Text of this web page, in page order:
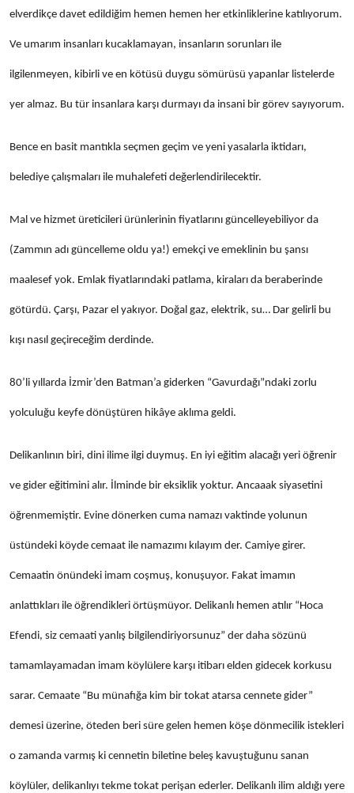
elverdikçe davet edildiğim hemen hemen her etkinliklerine katılıyorum.
Ve umarım insanları kucaklamayan, insanların sorunları ile
ilgilenmeyen, kibirli ve en kötüsü duygu sömürüsü yapanlar listelerde
yer almaz. Bu tür insanlara karşı durmayı da insani bir görev sayıyorum.
Bence en basit mantıkla seçmen geçim ve yeni yasalarla iktidarı,
belediye çalışmaları ile muhalefeti değerlendirilecektir.
Mal ve hizmet üreticileri ürünlerinin fiyatlarını güncelleyebiliyor da
(Zammın adı güncelleme oldu ya!) emekçi ve emeklinin bu şansı
maalesef yok. Emlak fiyatlarındaki patlama, kiraları da beraberinde
götürdü. Çarşı, Pazar el yakıyor. Doğal gaz, elektrik, su… Dar gelirli bu
kışı nasıl geçireceğim derdinde.
80’li yıllarda İzmir’den Batman’a giderken “Gavurdağı”ndaki zorlu
yolculuğu keyfe dönüştüren hikâye aklıma geldi.
Delikanlının biri, dini ilime ilgi duymuş. En iyi eğitim alacağı yeri öğrenir
ve gider eğitimini alır. İlminde bir eksiklik yoktur. Ancaaak siyasetini
öğrenmemiştir. Evine dönerken cuma namazı vaktinde yolunun
üstündeki köyde cemaat ile namazımı kılayım der. Camiye girer.
Cemaatin önündeki imam coşmuş, konuşuyor. Fakat imamın
anlattıkları ile öğrendikleri örtüşmüyor. Delikanlı hemen atılır “Hoca
Efendi, siz cemaati yanlış bilgilendiriyorsunuz” der daha sözünü
tamamlayamadan imam köylülere karşı itibarı elden gidecek korkusu
sarar. Cemaate “Bu münafığa kim bir tokat atarsa cennete gider”
demesi üzerine, öteden beri süre gelen hemen köşe dönmecilik istekleri
o zamanda varmış ki cennetin biletine beleş kavuştuğunu sanan
köylüler, delikanlıyı tekme tokat perişan ederler. Delikanlı ilim aldığı yere